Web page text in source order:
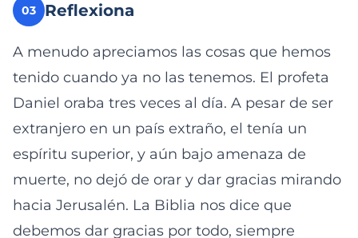
03 Reflexiona
A menudo apreciamos las cosas que hemos
tenido cuando ya no las tenemos. El profeta
Daniel oraba tres veces al día. A pesar de ser
extranjero en un país extraño, el tenía un
espíritu superior, y aún bajo amenaza de
muerte, no dejó de orar y dar gracias mirando
hacia Jerusalén. La Biblia nos dice que
debemos dar gracias por todo, siempre